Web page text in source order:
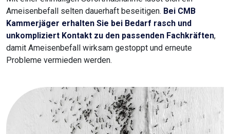
Ameisenbefall selten dauerhaft beseitigen. Bei CMB
Kammerjäger erhalten Sie bei Bedarf rasch und
unkompliziert Kontakt zu den passenden Fachkräften,
damit Ameisenbefall wirksam gestoppt und erneute
Probleme vermieden werden.